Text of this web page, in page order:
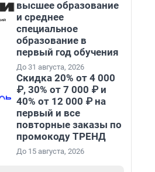
высшее образование
и среднее
специальное
образование в
первый год обучения
До 31 августа, 2026
Скидка 20% от 4 000
₽, 30% от 7 000 ₽ и
40% от 12 000 ₽ на
первый и все
повторные заказы по
промокоду ТРЕНД
До 15 августа, 2026